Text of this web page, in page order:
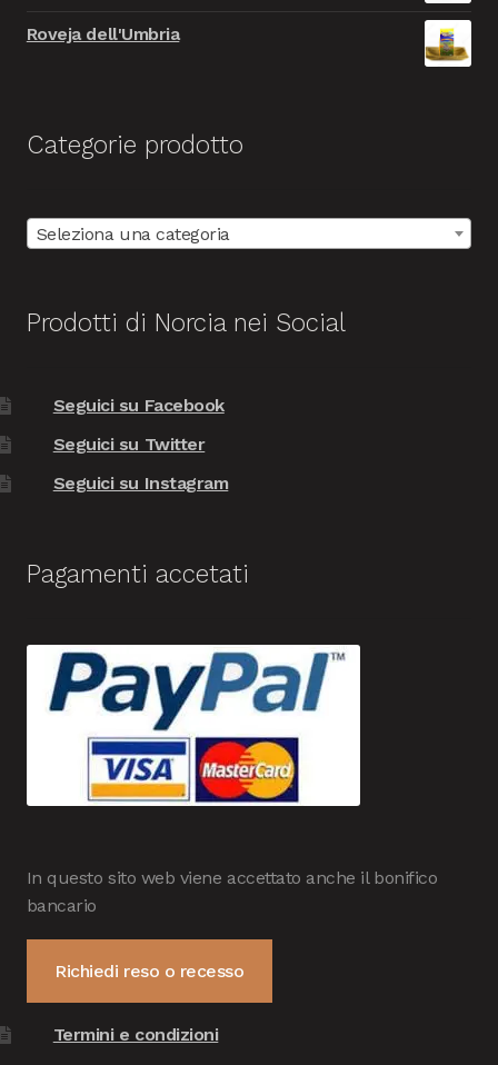
Roveja dell'Umbria
Categorie prodotto
Seleziona una categoria
Prodotti di Norcia nei Social
Seguici su Facebook
Seguici su Twitter
Seguici su Instagram
Pagamenti accetati
In questo sito web viene accettato anche il bonifico
bancario
Richiedi reso o recesso
Termini e condizioni